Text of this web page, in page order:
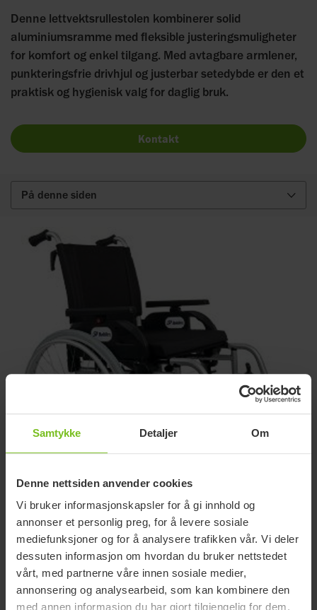
Samtykke Detaljer Om
Denne nettsiden anvender cookies
Vi bruker informasjonskapsler for å gi innhold og
annonser et personlig preg, for å levere sosiale
mediefunksjoner og for å analysere trafikken vår. Vi deler
dessuten informasjon om hvordan du bruker nettstedet
vårt, med partnerne våre innen sosiale medier,
annonsering og analysearbeid, som kan kombinere den
med annen informasjon du har gjort tilgjengelig for dem,
Denne lettvektsrullestolen kombinerer solid
aluminiumsramme med fleksible justeringsmuligheter
for komfort og enkel tilgang. Med avtagbare armlener,
punkteringsfrie drivhjul og justerbar setedybde er den et
praktisk og hygienisk valg for daglig bruk.
Kontakt
På denne siden
DOLPHIN WHEELCHAIR, ALUMINIUM
Kryssrammestol i aluminium for
tyngre brukere
Dette er en lettvekt-rullestol med sølvramme i farget